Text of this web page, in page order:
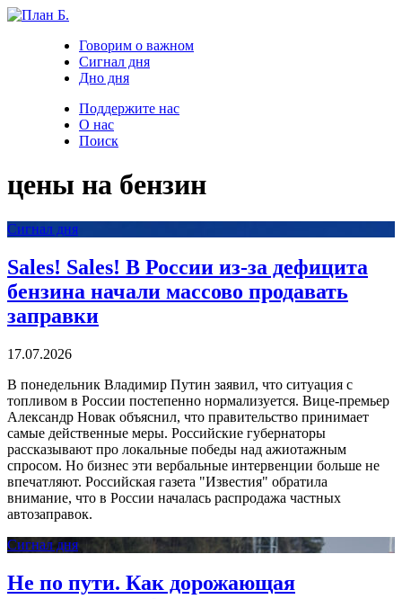
Говорим о важном
Сигнал дня
Дно дня
Поддержите нас
О нас
Поиск
цены на бензин
Сигнал дня
Sales! Sales! В России из-за дефицита
бензина начали массово продавать
заправки
17.07.2026
В понедельник Владимир Путин заявил, что ситуация с
топливом в России постепенно нормализуется. Вице-премьер
Александр Новак объяснил, что правительство принимает
самые действенные меры. Российские губернаторы
рассказывают про локальные победы над ажиотажным
спросом. Но бизнес эти вербальные интервенции больше не
впечатляют. Российская газета "Известия" обратила
внимание, что в России началась распродажа частных
автозаправок.
Сигнал дня
Не по пути. Как дорожающая